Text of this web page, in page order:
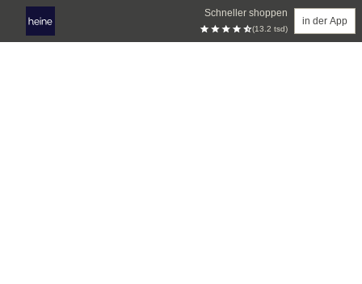
Schneller shoppen
(13.2 tsd)
in der App